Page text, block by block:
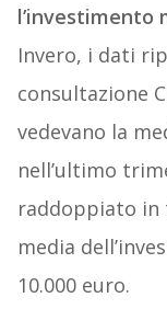
l’investimento
Invero, i dati
consultazione
vedevano la
nell’ultimo
raddoppiato in
media
10.000 euro.